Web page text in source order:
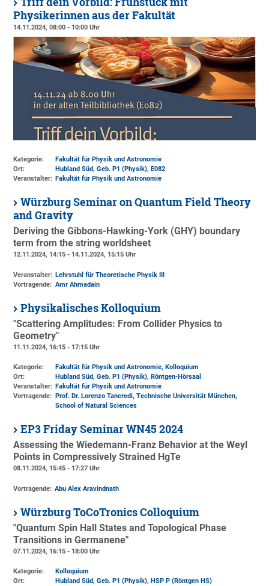
Physikerinnen aus der Fakultät
14.11.2024, 08:00 - 10:00 Uhr
Kategorie:
Fakultät für Physik und Astronomie
Ort:
Hubland Süd, Geb. P1 (Physik), E082
Veranstalter: Fakultät für Physik und Astronomie
Würzburg Seminar on Quantum Field Theory
and Gravity
Deriving the Gibbons-Hawking-York (GHY) boundary
term from the string worldsheet
12.11.2024, 14:15 - 14.11.2024, 15:15 Uhr
Veranstalter: Lehrstuhl für Theoretische Physik III
Vortragende: Amr Ahmadain
Physikalisches Kolloquium
"Scattering Amplitudes: From Collider Physics to
Geometry"
11.11.2024, 16:15 - 17:15 Uhr
Kategorie:
Fakultät für Physik und Astronomie, Kolloquium
Ort:
Hubland Süd, Geb. P1 (Physik), Röntgen-Hörsaal
Veranstalter: Fakultät für Physik und Astronomie
Vortragende:
Prof. Dr. Lorenzo Tancredi, Technische Universität München,
School of Natural Sciences
EP3 Friday Seminar WN45 2024
Assessing the Wiedemann-Franz Behavior at the Weyl
Points in Compressively Strained HgTe
08.11.2024, 15:45 - 17:27 Uhr
Vortragende: Abu Alex Aravindnath
Würzburg ToCoTronics Colloquium
"Quantum Spin Hall States and Topological Phase
Transitions in Germanene"
07.11.2024, 16:15 - 18:00 Uhr
Kategorie:
Kolloquium
Ort:
Hubland Süd, Geb. P1 (Physik), HSP P (Röntgen HS)